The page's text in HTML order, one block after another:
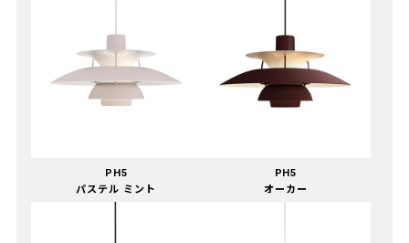
PH5
パステル ミント
PH5
オーカー